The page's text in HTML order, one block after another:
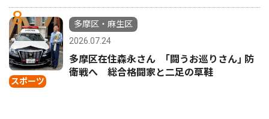
8
スポーツ
多摩区・麻生区
2026.07.24
多摩区在住森永さん ｢闘うお巡りさん｣ 防
衛戦へ 総合格闘家と二足の草鞋